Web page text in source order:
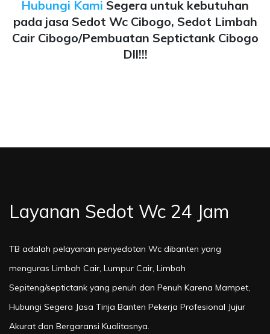
Hubungi Kami Segera untuk kebutuhan
pada jasa Sedot Wc Cibogo, Sedot Limbah
Cair Cibogo/Pembuatan Septictank Cibogo
Dll!!!
Layanan Sedot Wc 24 Jam
TB adalah pelayanan penyedotan Wc dibanten yang
menguras Limbah Cair, Lumpur Cair, Limbah
Sepiteng/septictank yang penuh dan Penuh Karena Mampet,
Hubungi Segera Jasa Tinja Banten Pekerja Profesional Jujur
Akurat dan Bergaransi Kualitasnya.